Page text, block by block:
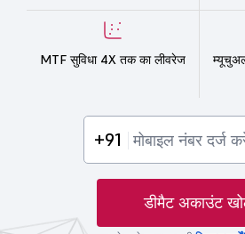
MTF सुविधा 4X तक का लीवरेज
+91
डीमैट अकाउंट